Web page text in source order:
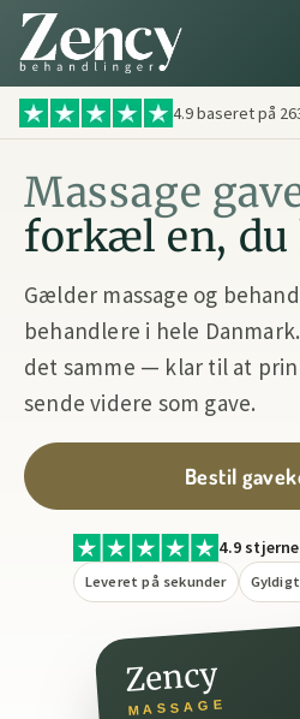
4.9 baseret på
Massage
forkæl en, du
Gælder massage og
behandlere i hele
det samme — klar til at
sende videre som gave.
4.9
Leveret på sekunder
Bestil
Zency
MASSAGE